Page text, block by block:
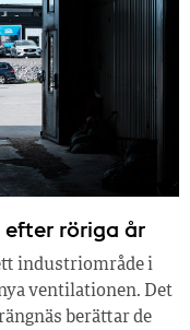
röriga år
industriområde i
ventilationen. Det
berättar de